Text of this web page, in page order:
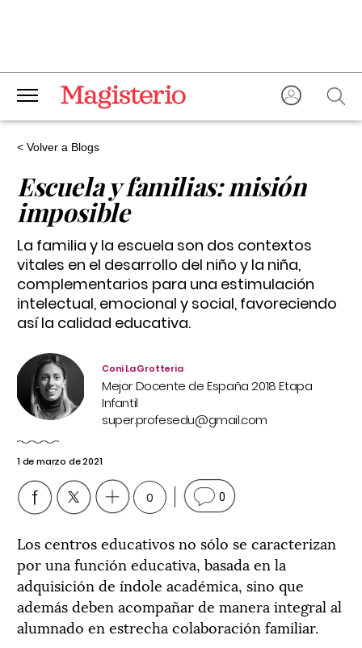
< Volver a Blogs
Escuela y familias: misión
imposible
La familia y la escuela son dos contextos
vitales en el desarrollo del niño y la niña,
complementarios para una estimulación
intelectual, emocional y social, favoreciendo
así la calidad educativa.
Coni La Grotteria
Mejor Docente de España 2018 Etapa
Infantil
super.profesedu@gmail.com
1 de marzo de 2021
0 0
Los centros educativos no sólo se caracterizan
por una función educativa, basada en la
adquisición de índole académica, sino que
además deben acompañar de manera integral al
alumnado en estrecha colaboración familiar.